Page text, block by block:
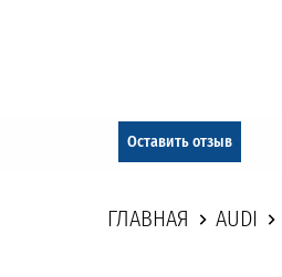
Оставить отзыв
ГЛАВНАЯ AUDI